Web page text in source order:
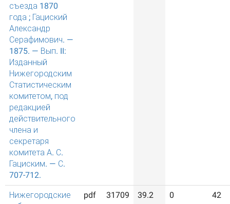
съезда 1870
года ; Гациский
Александр
Серафимович. —
1875. — Вып. II:
Изданный
Нижегородским
Статистическим
комитетом, под
редакцией
действительного
члена и
секретаря
комитета А. С.
Гациским. — С.
707-712.
Нижегородские
pdf 31709 39.2 0 42